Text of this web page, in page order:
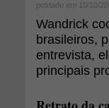
postado em 10/10/
Wandrick
brasileiros,
entrevista,
principais